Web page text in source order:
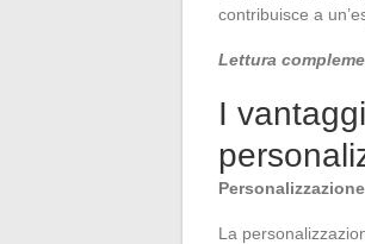
contribuisce a
Lettura
I
La